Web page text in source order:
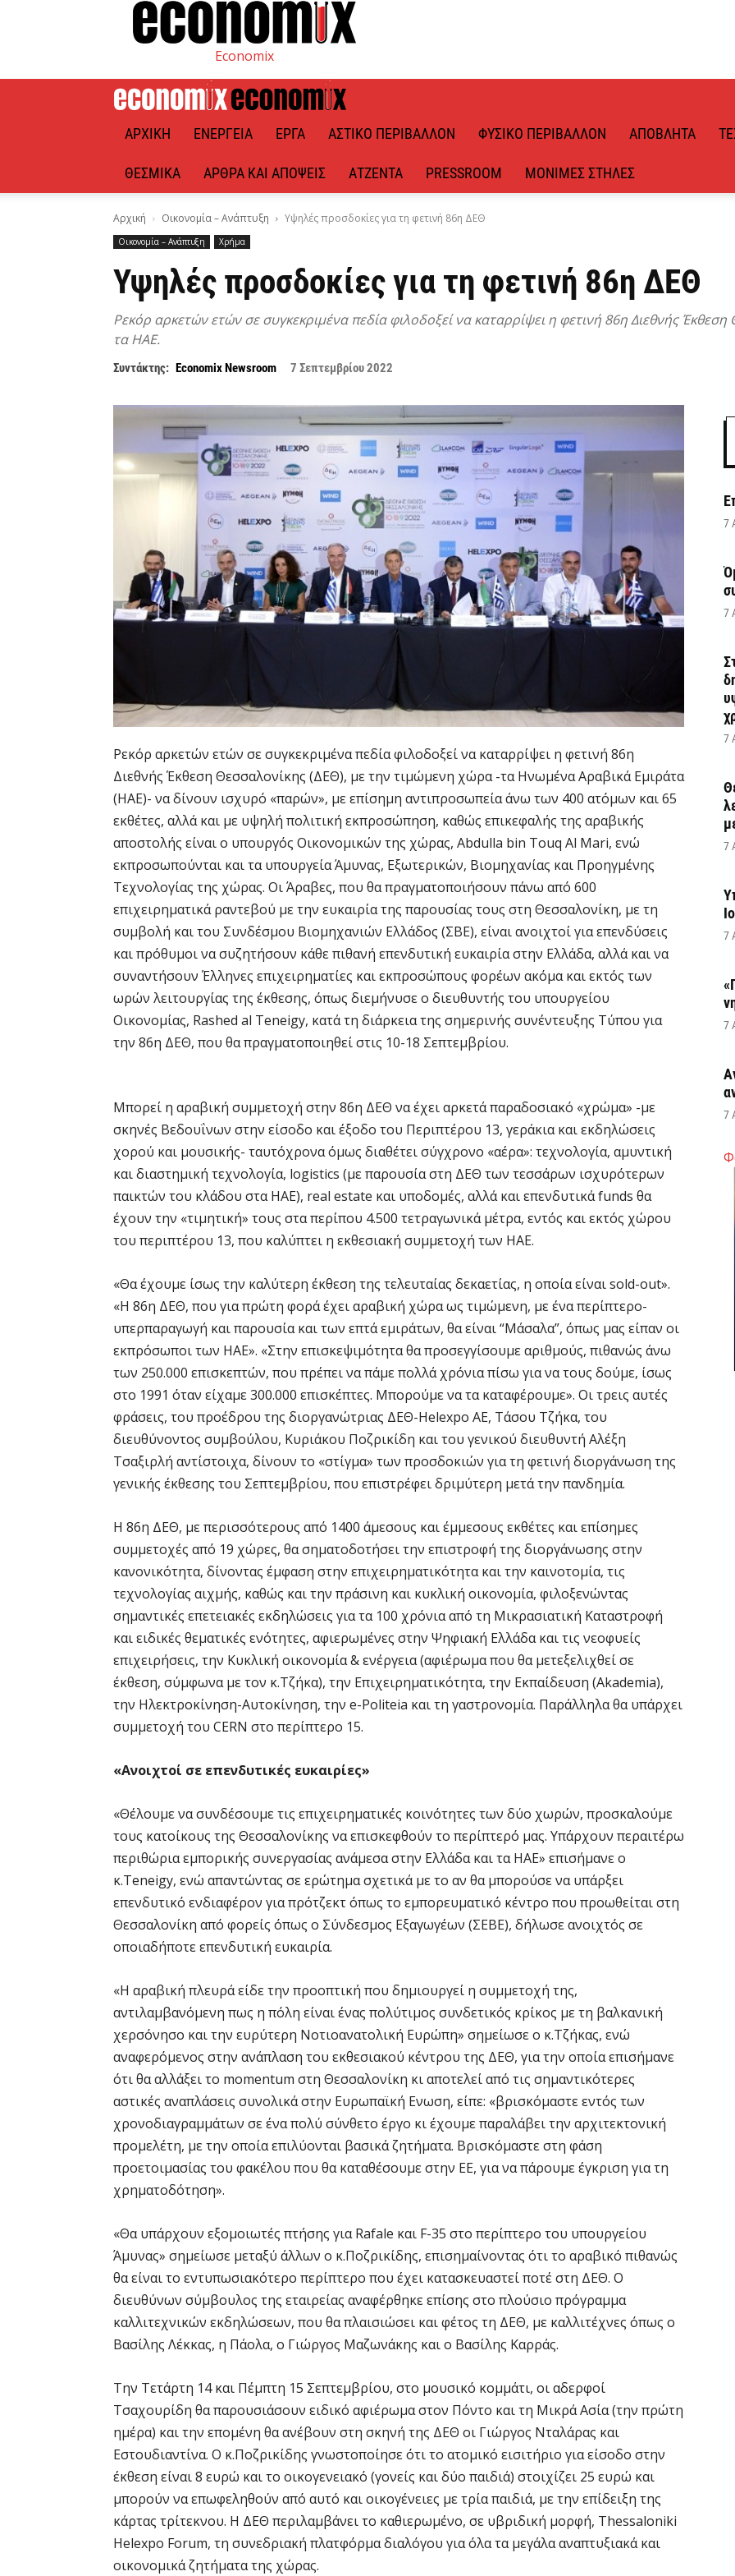
Economix
ΑΡΧΙΚΉ ΕΝΈΡΓΕΙΑ ΈΡΓΑ ΑΣΤΙΚΌ ΠΕΡΙΒΆΛΛΟΝ ΦΥΣΙΚΌ ΠΕΡΙΒΆΛΛΟΝ ΑΠΌΒΛΗΤΑ
ΘΕΣΜΙΚΆ ΆΡΘΡΑ ΚΑΙ ΑΠΌΨΕΙΣ ΑΤΖΈΝΤΑ PRESSROOM ΜΌΝΙΜΕΣ ΣΤΉΛΕΣ
Αρχική Οικονομία – Ανάπτυξη Υψηλές προσδοκίες για τη φετινή 86η ΔΕΘ
Οικονομία – Ανάπτυξη Χρήμα
Υψηλές προσδοκίες για τη φετινή 86η ΔΕΘ
Ρεκόρ αρκετών ετών σε συγκεκριμένα πεδία φιλοδοξεί να καταρρίψει η φετινή 86η Διεθνής
τα ΗΑΕ.
Συντάκτης: Economix Newsroom 7 Σεπτεμβρίου 2022
Ρεκόρ αρκετών ετών σε συγκεκριμένα πεδία φιλοδοξεί να καταρρίψει η φετινή 86η
Διεθνής Έκθεση Θεσσαλονίκης (ΔΕΘ), με την τιμώμενη χώρα -τα Ηνωμένα Αραβικά Εμιράτα
(ΗΑΕ)- να δίνουν ισχυρό «παρών», με επίσημη αντιπροσωπεία άνω των 400 ατόμων και 65
εκθέτες, αλλά και με υψηλή πολιτική εκπροσώπηση, καθώς επικεφαλής της αραβικής
αποστολής είναι ο υπουργός Οικονομικών της χώρας, Αbdulla bin Touq Al Mari, ενώ
εκπροσωπούνται και τα υπουργεία Άμυνας, Εξωτερικών, Βιομηχανίας και Προηγμένης
Τεχνολογίας της χώρας. Οι Άραβες, που θα πραγματοποιήσουν πάνω από 600
επιχειρηματικά ραντεβού με την ευκαιρία της παρουσίας τους στη Θεσσαλονίκη, με τη
συμβολή και του Συνδέσμου Βιομηχανιών Ελλάδος (ΣΒΕ), είναι ανοιχτοί για επενδύσεις
και πρόθυμοι να συζητήσουν κάθε πιθανή επενδυτική ευκαιρία στην Ελλάδα, αλλά και να
συναντήσουν Έλληνες επιχειρηματίες και εκπροσώπους φορέων ακόμα και εκτός των
ωρών λειτουργίας της έκθεσης, όπως διεμήνυσε ο διευθυντής του υπουργείου
Οικονομίας, Rashed al Teneigy, κατά τη διάρκεια της σημερινής συνέντευξης Τύπου για
την 86η ΔΕΘ, που θα πραγματοποιηθεί στις 10-18 Σεπτεμβρίου.
Μπορεί η αραβική συμμετοχή στην 86η ΔΕΘ να έχει αρκετά παραδοσιακό «χρώμα» -με
σκηνές Βεδουΐνων στην είσοδο και έξοδο του Περιπτέρου 13, γεράκια και εκδηλώσεις
χορού και μουσικής- ταυτόχρονα όμως διαθέτει σύγχρονο «αέρα»: τεχνολογία, αμυντική
και διαστημική τεχνολογία, logistics (με παρουσία στη ΔΕΘ των τεσσάρων ισχυρότερων
παικτών του κλάδου στα ΗΑΕ), real estate και υποδομές, αλλά και επενδυτικά funds θα
έχουν την «τιμητική» τους στα περίπου 4.500 τετραγωνικά μέτρα, εντός και εκτός χώρου
του περιπτέρου 13, που καλύπτει η εκθεσιακή συμμετοχή των ΗΑΕ.
«Θα έχουμε ίσως την καλύτερη έκθεση της τελευταίας δεκαετίας, η οποία είναι sold-out».
«Η 86η ΔΕΘ, που για πρώτη φορά έχει αραβική χώρα ως τιμώμενη, με ένα περίπτερο-
υπερπαραγωγή και παρουσία και των επτά εμιράτων, θα είναι “Μάσαλα”, όπως μας είπαν οι
εκπρόσωποι των ΗΑΕ». «Στην επισκεψιμότητα θα προσεγγίσουμε αριθμούς, πιθανώς άνω
των 250.000 επισκεπτών, που πρέπει να πάμε πολλά χρόνια πίσω για να τους δούμε, ίσως
στο 1991 όταν είχαμε 300.000 επισκέπτες. Μπορούμε να τα καταφέρουμε». Οι τρεις αυτές
φράσεις, του προέδρου της διοργανώτριας ΔΕΘ-Helexpo ΑΕ, Τάσου Τζήκα, του
διευθύνοντος συμβούλου, Κυριάκου Ποζρικίδη και του γενικού διευθυντή Αλέξη
Τσαξιρλή αντίστοιχα, δίνουν το «στίγμα» των προσδοκιών για τη φετινή διοργάνωση της
γενικής έκθεσης του Σεπτεμβρίου, που επιστρέφει δριμύτερη μετά την πανδημία.
Η 86η ΔΕΘ, με περισσότερους από 1400 άμεσους και έμμεσους εκθέτες και επίσημες
συμμετοχές από 19 χώρες, θα σηματοδοτήσει την επιστροφή της διοργάνωσης στην
κανονικότητα, δίνοντας έμφαση στην επιχειρηματικότητα και την καινοτομία, τις
τεχνολογίας αιχμής, καθώς και την πράσινη και κυκλική οικονομία, φιλοξενώντας
σημαντικές επετειακές εκδηλώσεις για τα 100 χρόνια από τη Μικρασιατική Καταστροφή
και ειδικές θεματικές ενότητες, αφιερωμένες στην Ψηφιακή Ελλάδα και τις νεοφυείς
επιχειρήσεις, την Κυκλική οικονομία & ενέργεια (αφιέρωμα που θα μετεξελιχθεί σε
έκθεση, σύμφωνα με τον κ.Τζήκα), την Επιχειρηματικότητα, την Εκπαίδευση (Akademia),
την Ηλεκτροκίνηση-Αυτοκίνηση, την e-Politeia και τη γαστρονομία. Παράλληλα θα υπάρχει
συμμετοχή του CERN στο περίπτερο 15.
«Ανοιχτοί σε επενδυτικές ευκαιρίες»
«Θέλουμε να συνδέσουμε τις επιχειρηματικές κοινότητες των δύο χωρών, προσκαλούμε
τους κατοίκους της Θεσσαλονίκης να επισκεφθούν το περίπτερό μας. Υπάρχουν περαιτέρω
περιθώρια εμπορικής συνεργασίας ανάμεσα στην Ελλάδα και τα ΗΑΕ» επισήμανε ο
κ.Teneigy, ενώ απαντώντας σε ερώτημα σχετικά με το αν θα μπορούσε να υπάρξει
επενδυτικό ενδιαφέρον για πρότζεκτ όπως το εμπορευματικό κέντρο που προωθείται στη
Θεσσαλονίκη από φορείς όπως ο Σύνδεσμος Εξαγωγέων (ΣΕΒΕ), δήλωσε ανοιχτός σε
οποιαδήποτε επενδυτική ευκαιρία.
«Η αραβική πλευρά είδε την προοπτική που δημιουργεί η συμμετοχή της,
αντιλαμβανόμενη πως η πόλη είναι ένας πολύτιμος συνδετικός κρίκος με τη βαλκανική
χερσόνησο και την ευρύτερη Νοτιοανατολική Ευρώπη» σημείωσε ο κ.Τζήκας, ενώ
αναφερόμενος στην ανάπλαση του εκθεσιακού κέντρου της ΔΕΘ, για την οποία επισήμανε
ότι θα αλλάξει το momentum στη Θεσσαλονίκη κι αποτελεί από τις σημαντικότερες
αστικές αναπλάσεις συνολικά στην Ευρωπαϊκή Ενωση, είπε: «βρισκόμαστε εντός των
χρονοδιαγραμμάτων σε ένα πολύ σύνθετο έργο κι έχουμε παραλάβει την αρχιτεκτονική
προμελέτη, με την οποία επιλύονται βασικά ζητήματα. Βρισκόμαστε στη φάση
προετοιμασίας του φακέλου που θα καταθέσουμε στην ΕΕ, για να πάρουμε έγκριση για τη
χρηματοδότηση».
«Θα υπάρχουν εξομοιωτές πτήσης για Rafale και F-35 στο περίπτερο του υπουργείου
Άμυνας» σημείωσε μεταξύ άλλων ο κ.Ποζρικίδης, επισημαίνοντας ότι το αραβικό πιθανώς
θα είναι το εντυπωσιακότερο περίπτερο που έχει κατασκευαστεί ποτέ στη ΔΕΘ. Ο
διευθύνων σύμβουλος της εταιρείας αναφέρθηκε επίσης στο πλούσιο πρόγραμμα
καλλιτεχνικών εκδηλώσεων, που θα πλαισιώσει και φέτος τη ΔΕΘ, με καλλιτέχνες όπως ο
Βασίλης Λέκκας, η Πάολα, ο Γιώργος Μαζωνάκης και ο Βασίλης Καρράς.
Την Τετάρτη 14 και Πέμπτη 15 Σεπτεμβρίου, στο μουσικό κομμάτι, οι αδερφοί
Τσαχουρίδη θα παρουσιάσουν ειδικό αφιέρωμα στον Πόντο και τη Μικρά Ασία (την πρώτη
ημέρα) και την επομένη θα ανέβουν στη σκηνή της ΔΕΘ οι Γιώργος Νταλάρας και
Εστουδιαντίνα. Ο κ.Ποζρικίδης γνωστοποίησε ότι το ατομικό εισιτήριο για είσοδο στην
έκθεση είναι 8 ευρώ και το οικογενειακό (γονείς και δύο παιδιά) στοιχίζει 25 ευρώ και
μπορούν να επωφεληθούν από αυτό και οικογένειες με τρία παιδιά, με την επίδειξη της
κάρτας τρίτεκνου. Η ΔΕΘ περιλαμβάνει το καθιερωμένο, σε υβριδική μορφή, Thessaloniki
Helexpo Forum, τη συνεδριακή πλατφόρμα διαλόγου για όλα τα μεγάλα αναπτυξιακά και
οικονομικά ζητήματα της χώρας.
7
7
7
7
7
7
7